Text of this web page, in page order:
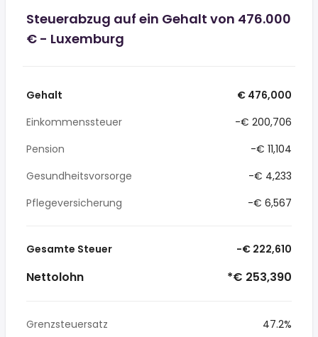
Steuerabzug auf ein Gehalt von 476.000
€ - Luxemburg
Gehalt
€ 476,000
Einkommenssteuer
-€ 200,706
Pension
-€ 11,104
Gesundheitsvorsorge
-€ 4,233
Pflegeversicherung
-€ 6,567
Gesamte Steuer -€ 222,610
Nettolohn *€ 253,390
Grenzsteuersatz
47.2%